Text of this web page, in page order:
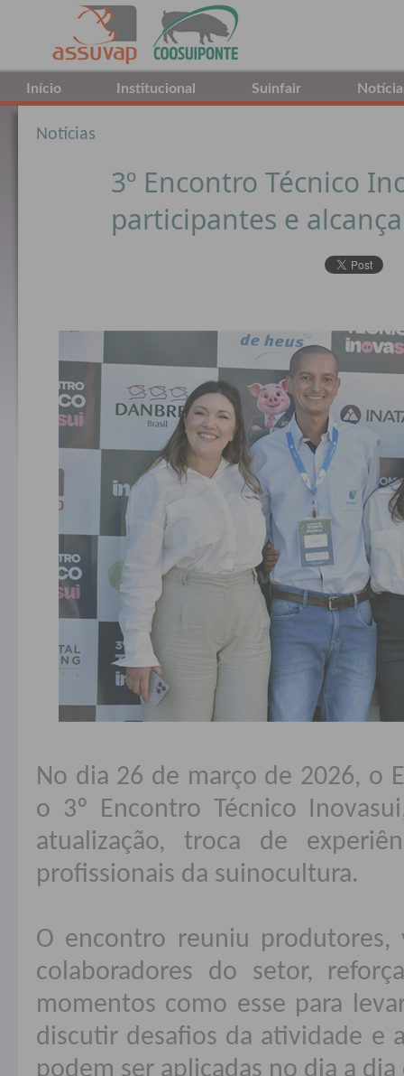
Início Institucional Suinfair
Notícias
3º Encontro Técnico
participantes e
No dia 26 de março de 2026, o
o 3º Encontro Técnico
atualização, troca de
profissionais da suinocultura.
O encontro reuniu produtores,
colaboradores do setor,
momentos como esse para
discutir desafios da atividade e
podem ser aplicadas no dia a dia